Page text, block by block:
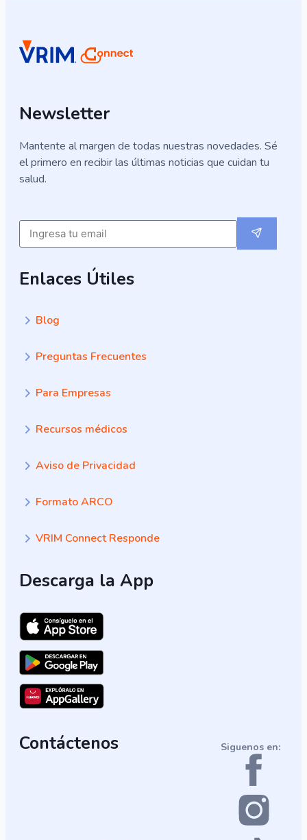
Newsletter
Mantente al margen de todas nuestras novedades. Sé
el primero en recibir las últimas noticias que cuidan tu
salud.
Email Submit
Enlaces Útiles
Blog
Preguntas Frecuentes
Para Empresas
Recursos médicos
Aviso de Privacidad
Formato ARCO
VRIM Connect Responde
Descarga la App
Contáctenos Siguenos en: